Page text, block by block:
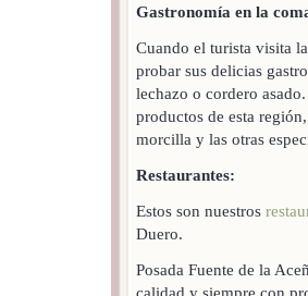
Gastronomía en la
Cuando el turista visita
probar sus delicias
lechazo o cordero
productos de esta
morcilla y las otras
Restaurantes:
Estos son nuestros
Duero.
Posada Fuente de la
calidad y siempre con